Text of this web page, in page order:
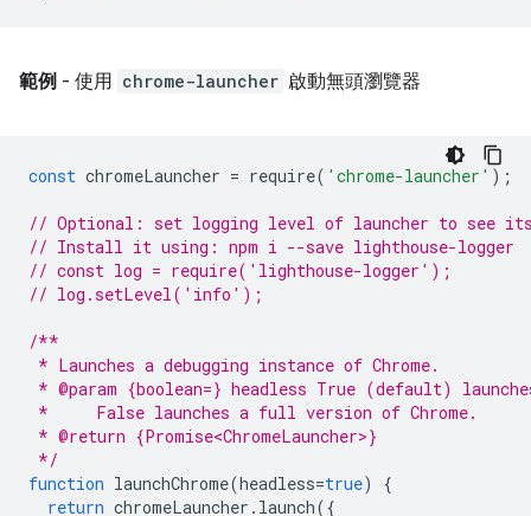
範例 - 使用 chrome-launcher 啟動無頭瀏覽器
const chromeLauncher = require( 'chrome-launcher' );
// Optional: set logging level of launcher to see
// Install it using: npm i --save lighthouse-logger
// const log = require('lighthouse-logger');
// log.setLevel('info');
/**
* Launches a debugging instance of Chrome.
* @param {boolean=} headless True (default)
*     False launches a full version of Chrome.
* @return {Promise<ChromeLauncher>}
*/
function launchChrome(headless=true)
{
return chromeLauncher . launch({